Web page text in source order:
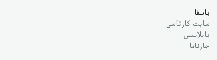
باسقا
سايت كارتاسى
بايلانىس
جارناما